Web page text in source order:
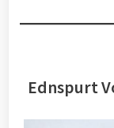
Ednspurt